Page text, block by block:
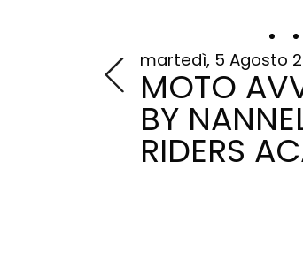
martedì, 5 Agosto
MOTO
BY
RIDERS